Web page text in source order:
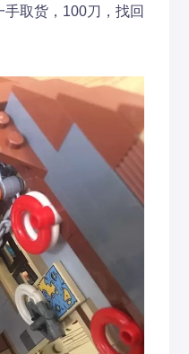
取货，100刀，找回